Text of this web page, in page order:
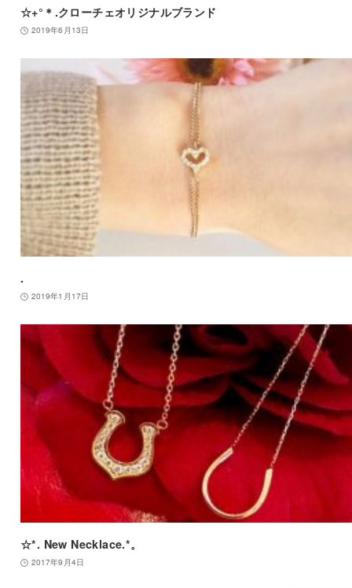
☆+°＊.クローチェオリジナルブランド
2019年6月13日
.
2019年1月17日
☆*. New Necklace.*。
2017年9月4日